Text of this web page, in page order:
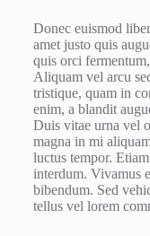
Donec euismod
amet justo quis
quis orci
Aliquam vel arcu
tristique, quam in
enim, a blandit
Duis vitae urna vel
magna in mi
luctus tempor.
interdum. Vivamus
bibendum. Sed
tellus vel lorem